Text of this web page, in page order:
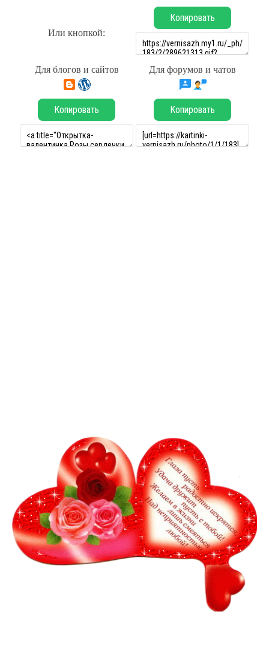
Или кнопкой:
Копировать
Для блогов и сайтов Для форумов и чатов
Копировать Копировать